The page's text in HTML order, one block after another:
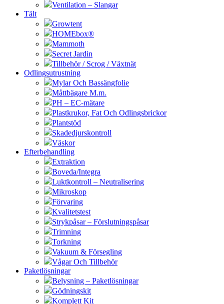
Ventilation – Slangar
Tält
Growtent
HOMEbox®
Mammoth
Secret Jardin
Tillbehör / Scrog / Växtnät
Odlingsutrustning
Mylar Och Bassängfolie
Måttbägare M.m.
PH – EC-mätare
Plastkrukor, Fat Och Odlingsbrickor
Plantstöd
Skadedjurskontroll
Väskor
Efterbehandling
Extraktion
Boveda/Integra
Luktkontroll – Neutralisering
Mikroskop
Förvaring
Kvalitetstest
Strykpåsar – Förslutningspåsar
Trimning
Torkning
Vakuum & Försegling
Vågar Och Tillbehör
Paketlösningar
Belysning – Paketlösningar
Gödningskit
Komplett Kit